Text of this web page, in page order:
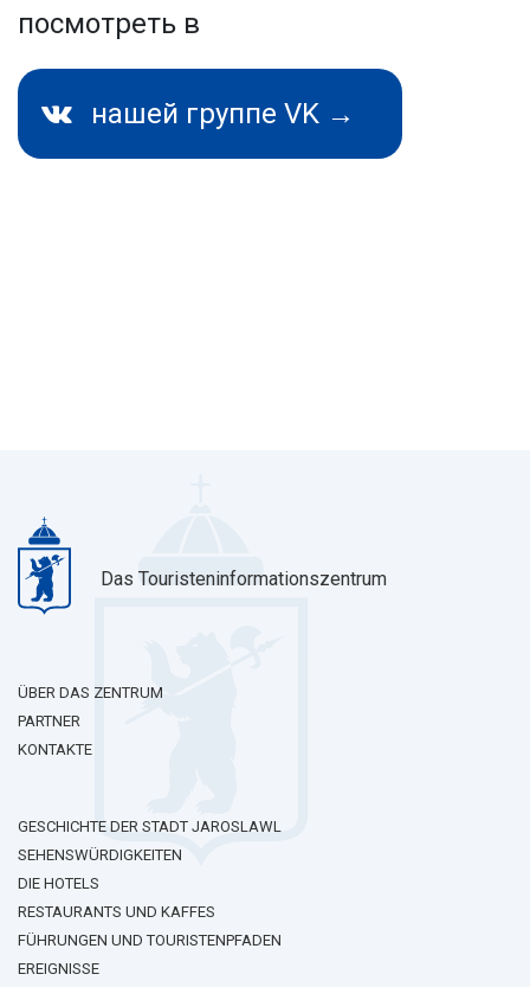
посмотреть в
нашей группе VK →
Das Touristeninformationszentrum
ÜBER DAS ZENTRUM
PARTNER
KONTAKTE
GESCHICHTE DER STADT JAROSLAWL
SEHENSWÜRDIGKEITEN
DIE HOTELS
RESTAURANTS UND KAFFES
FÜHRUNGEN UND TOURISTENPFADEN
EREIGNISSE